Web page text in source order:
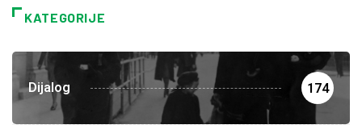
KATEGORIJE
Dijalog 174